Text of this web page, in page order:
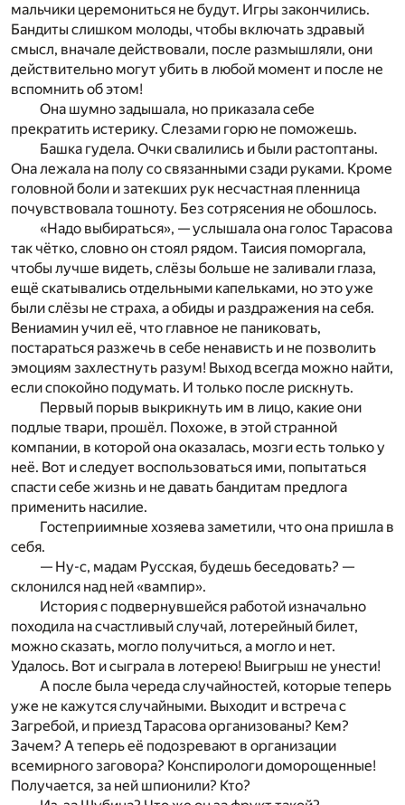
мальчики церемониться не будут. Игры закончились.
Бандиты слишком молоды, чтобы включать здравый
смысл, вначале действовали, после размышляли, они
действительно могут убить в любой момент и после не
вспомнить об этом!
Она шумно задышала, но приказала себе
прекратить истерику. Слезами горю не поможешь.
Башка гудела. Очки свалились и были растоптаны.
Она лежала на полу со связанными сзади руками. Кроме
головной боли и затекших рук несчастная пленница
почувствовала тошноту. Без сотрясения не обошлось.
«Надо выбираться», — услышала она голос Тарасова
так чётко, словно он стоял рядом. Таисия поморгала,
чтобы лучше видеть, слёзы больше не заливали глаза,
ещё скатывались отдельными капельками, но это уже
были слёзы не страха, а обиды и раздражения на себя.
Вениамин учил её, что главное не паниковать,
постараться разжечь в себе ненависть и не позволить
эмоциям захлестнуть разум! Выход всегда можно найти,
если спокойно подумать. И только после рискнуть.
Первый порыв выкрикнуть им в лицо, какие они
подлые твари, прошёл. Похоже, в этой странной
компании, в которой она оказалась, мозги есть только у
неё. Вот и следует воспользоваться ими, попытаться
спасти себе жизнь и не давать бандитам предлога
применить насилие.
Гостеприимные хозяева заметили, что она пришла в
себя.
— Ну-с, мадам Русская, будешь беседовать? —
склонился над ней «вампир».
История с подвернувшейся работой изначально
походила на счастливый случай, лотерейный билет,
можно сказать, могло получиться, а могло и нет.
Удалось. Вот и сыграла в лотерею! Выигрыш не унести!
А после была череда случайностей, которые теперь
уже не кажутся случайными. Выходит и встреча с
Загребой, и приезд Тарасова организованы? Кем?
Зачем? А теперь её подозревают в организации
всемирного заговора? Конспирологи доморощенные!
Получается, за ней шпионили? Кто?